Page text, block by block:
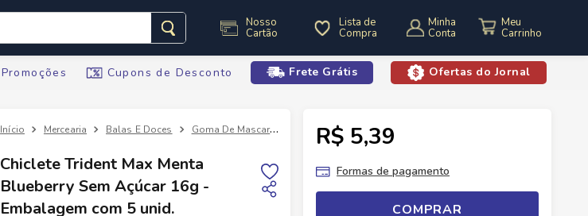
Nosso
Cartão
Lista de
Compra
Minha
Conta
Promoções Cupons de Desconto Frete Grátis Ofertas do Jornal
Mercearia Balas E Doces Goma De Mascar Chiclete Trident Max Menta Blueberry Sem Açúcar 16g -
Chiclete Trident Max Menta
Blueberry Sem Açúcar 16g -
Embalagem com 5 unid.
R$ 5,39
Formas de pagamento
COMPRAR